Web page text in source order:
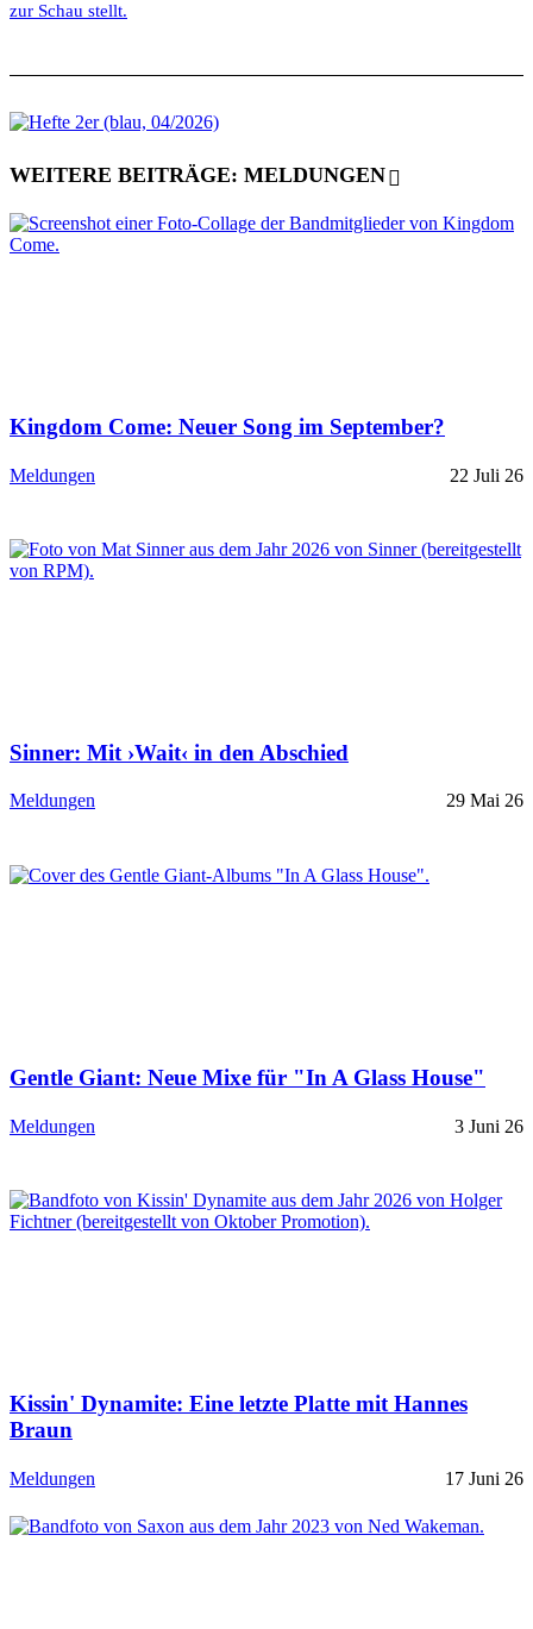
zur Schau stellt.
WEITERE BEITRÄGE: MELDUNGEN
Kingdom Come: Neuer Song im September?
Meldungen 22 Juli 26
Sinner: Mit ›Wait‹ in den Abschied
Meldungen 29 Mai 26
Gentle Giant: Neue Mixe für "In A Glass House"
Meldungen 3 Juni 26
Kissin' Dynamite: Eine letzte Platte mit Hannes
Braun
Meldungen 17 Juni 26